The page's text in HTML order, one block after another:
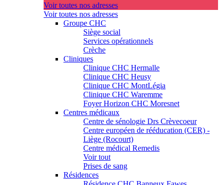
Voir toutes nos adresses
Voir toutes nos adresses
Groupe CHC
Siège social
Services opérationnels
Crèche
Cliniques
Clinique CHC Hermalle
Clinique CHC Heusy
Clinique CHC MontLégia
Clinique CHC Waremme
Foyer Horizon CHC Moresnet
Centres médicaux
Centre de sénologie Drs Crèvecoeur
Centre européen de rééducation (CER) -
Liège (Rocourt)
Centre médical Remedis
Voir tout
Prises de sang
Résidences